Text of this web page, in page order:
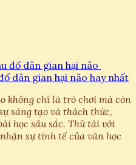
đố dân gian hại não
dân gian hại não hay nhất
không chỉ là trò chơi mà còn
sáng tạo và thách thức,
học sâu sắc. Thử tài với
sự tinh tế của văn học